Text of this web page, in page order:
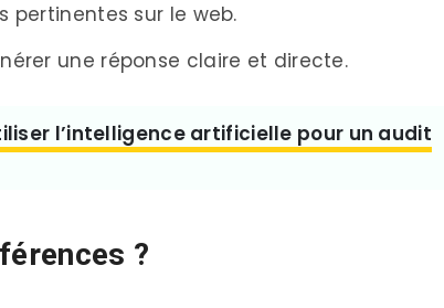
pertinentes sur le web.
une réponse claire et directe.
l’intelligence artificielle pour un audit
?